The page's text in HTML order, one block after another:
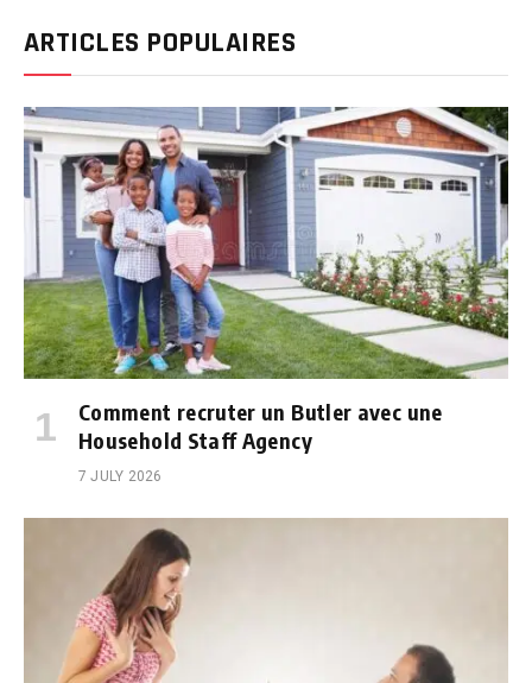
ARTICLES POPULAIRES
Comment recruter un Butler avec une
Household Staff Agency
7 JULY 2026